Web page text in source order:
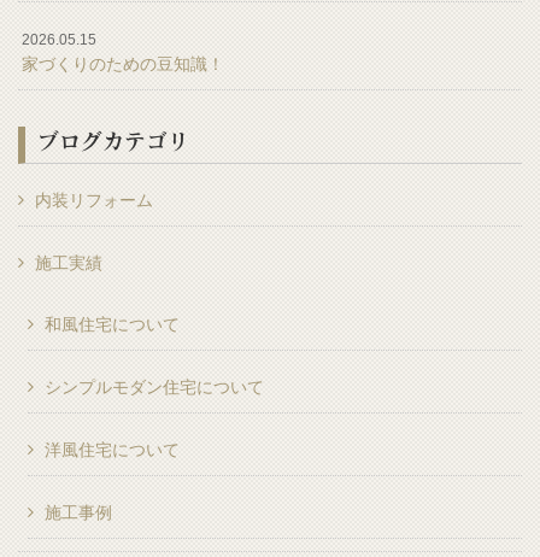
2026.05.15
家づくりのための豆知識！
ブログカテゴリ
内装リフォーム
施工実績
和風住宅について
シンプルモダン住宅について
洋風住宅について
施工事例